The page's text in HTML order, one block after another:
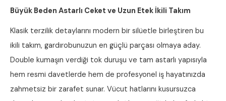
Büyük Beden Astarlı Ceket ve Uzun Etek İkili Takım
Klasik terzilik detaylarını modern bir silüetle birleştiren bu
ikili takım, gardırobunuzun en güçlü parçası olmaya aday.
Double kumaşın verdiği tok duruşu ve tam astarlı yapısıyla
hem resmi davetlerde hem de profesyonel iş hayatınızda
zahmetsiz bir zarafet sunar. Vücut hatlarını kusursuzca